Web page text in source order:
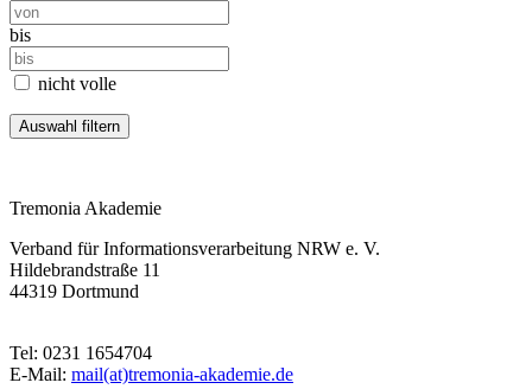
bis
nicht volle
Tremonia Akademie
Verband für Informationsverarbeitung NRW e. V.
Hildebrandstraße 11
44319 Dortmund
Tel: 0231 1654704
E-Mail: mail(at)tremonia-akademie.de